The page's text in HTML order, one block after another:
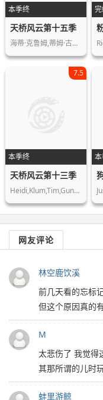
本季终
天桥风云第十五季
海蒂·克鲁姆,蒂姆·古恩,尼娜·加西亚…
本季终
7.5
天桥风云第十三季
Heidi,Klum,Tim,Gunn,Nina,Garcia
网友评论
林空鹿饮溪
前几天看的忘标
但这个原因真的
M
太悲伤了 我觉得
其那所谓的儿时
蚌里游鲸